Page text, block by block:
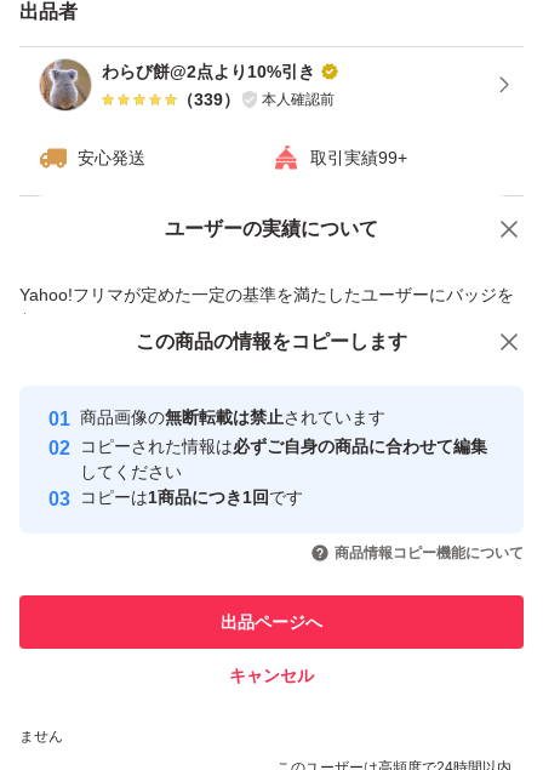
意くださいますようよろしくお願いします。(キットによ
っては足りなくなる場合があります)
めの方はご遠慮下さい。
お取り寄せ可能な商品もございますので、お気軽にお声が
けください(* '' )☆
出品者
わらび餅@2点より10%引き
（339） 本人確認前
安心発送 取引実績99+
ユーザーの実績について
Yahoo!フリマが定めた一定の基準を満たしたユーザーにバッジを
付与しています
安心取引出品者
心・安全なユーザーです
取引実績
引を完了させた実績があります
での取引実績があります
ません
価格の相談 商品への質問
この商品の情報をコピーします
商品画像の無断転載は禁止されています
コピーされた情報は必ずご自身の商品に合わせて編集
してください
コピーは1商品につき1回です
商品情報コピー機能について
出品ページへ
キャンセル
この商品をみている人にオススメ